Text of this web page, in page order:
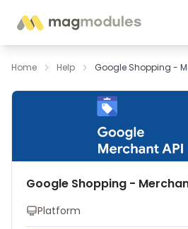
Home Help Google Shopping -
Google Shopping -
Platform